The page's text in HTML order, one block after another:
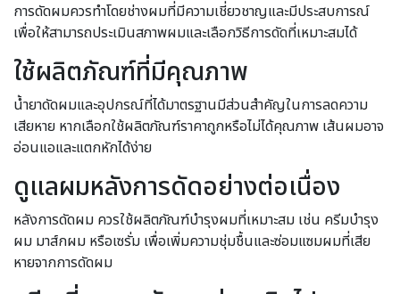
การดัดผมควรทำโดยช่างผมที่มีความเชี่ยวชาญและมีประสบการณ์
เพื่อให้สามารถประเมินสภาพผมและเลือกวิธีการดัดที่เหมาะสมได้
ใช้ผลิตภัณฑ์ที่มีคุณภาพ
น้ำยาดัดผมและอุปกรณ์ที่ได้มาตรฐานมีส่วนสำคัญในการลดความ
เสียหาย หากเลือกใช้ผลิตภัณฑ์ราคาถูกหรือไม่ได้คุณภาพ เส้นผมอาจ
อ่อนแอและแตกหักได้ง่าย
ดูแลผมหลังการดัดอย่างต่อเนื่อง
หลังการดัดผม ควรใช้ผลิตภัณฑ์บำรุงผมที่เหมาะสม เช่น ครีมบำรุง
ผม มาส์กผม หรือเซรั่ม เพื่อเพิ่มความชุ่มชื้นและซ่อมแซมผมที่เสีย
หายจากการดัดผม